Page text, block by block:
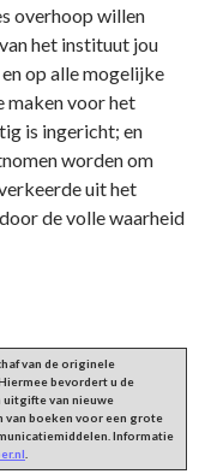
overhoop willen
het instituut jou
op alle mogelijke
maken voor het
is ingericht; en
worden om
uit het
de volle waarheid
van de originele
bevordert u de
uitgifte van nieuwe
van boeken voor een grote
Informatie